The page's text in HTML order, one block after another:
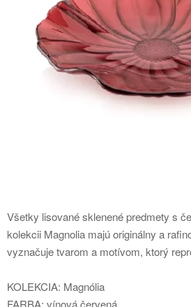
Všetky lisované sklenené predmety s
kolekcii Magnolia majú originálny a
vyznačuje tvarom a motívom, ktorý
KOLEKCIA: Magnólia
FARBA: vínová červená